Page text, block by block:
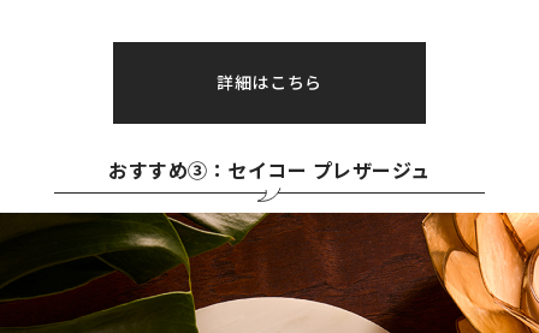
詳細はこちら
おすすめ③：セイコー プレザージュ